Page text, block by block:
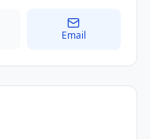
Email